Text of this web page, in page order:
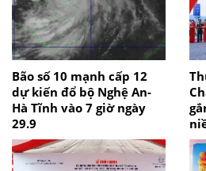
Bão số 10 mạnh cấp 12
dự kiến đổ bộ Nghệ An-
Hà Tĩnh vào 7 giờ ngày
29.9